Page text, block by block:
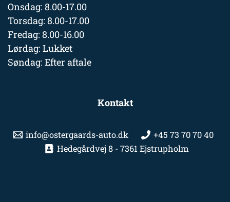
Onsdag: 8.00-17.00
Torsdag: 8.00-17.00
Fredag: 8.00-16.00
Lørdag: Lukket
Søndag: Efter aftale
Kontakt
info@ostergaards-auto.dk
+45 73 70 70 40
Hedegårdvej 8 - 7361 Ejstrupholm